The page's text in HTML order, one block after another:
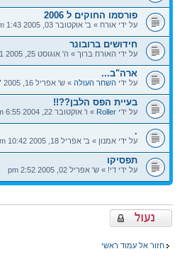
פורסמו החוקים ל 2006
על ידי אורח » ב' אוקטובר 03, 2005 1:43 pm
חידושים ברובונר
על ידי האורח ברוך » ה' אוגוסט 25, 2005 10:51 pm
ארה"ב...
על ידי השחר העולה » ש' אפריל 16, 2005 10:27 am
בעיית הפס הלבן??!!
על ידי Roller » ו' אוקטובר 22, 2004 6:55 pm
.
על ידי אמנון » ב' אפריל 18, 2005 10:42 pm
תפסיקו
על ידי די! » ש' אפריל 02, 2005 2:52 pm
פורום נעול
חזור אל עמוד ראשי